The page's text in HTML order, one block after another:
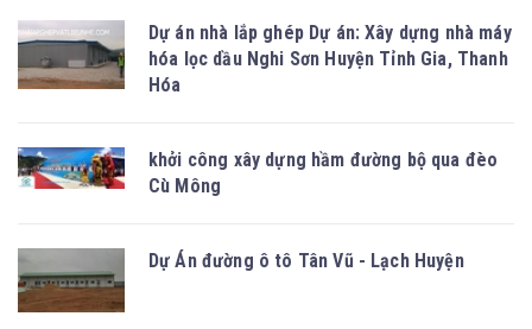
Dự án nhà lắp ghép Dự án: Xây dựng nhà máy
hóa lọc dầu Nghi Sơn Huyện Tỉnh Gia, Thanh
Hóa
khởi công xây dựng hầm đường bộ qua đèo
Cù Mông
Dự Án đường ô tô Tân Vũ - Lạch Huyện